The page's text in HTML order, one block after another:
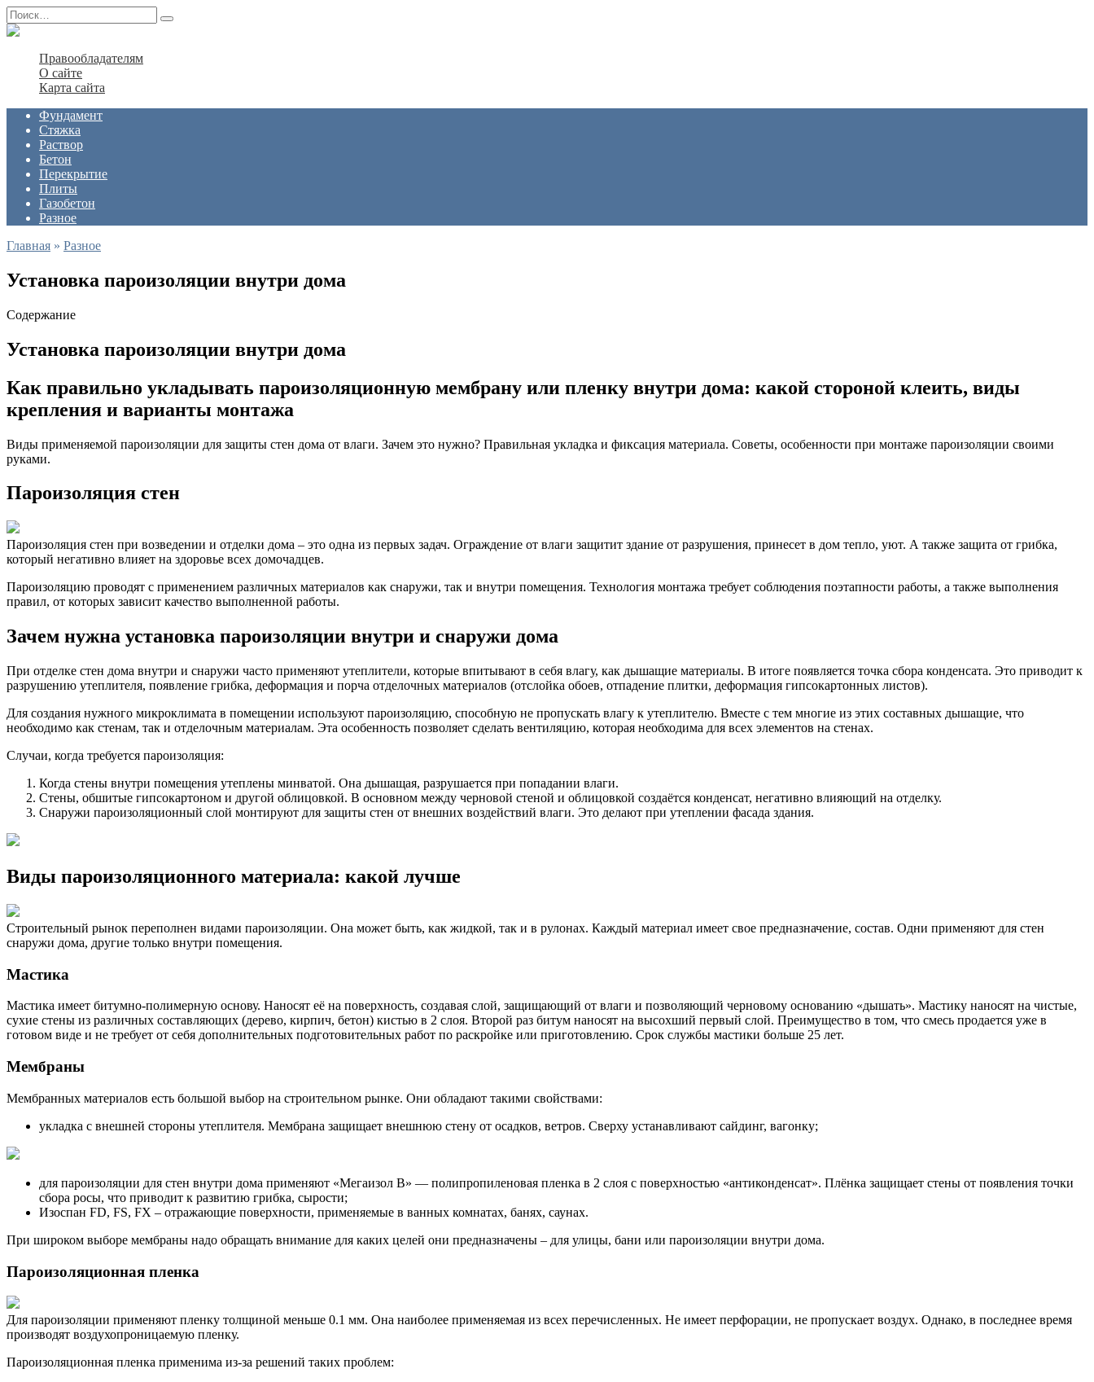
Перейти
к
Search
for:
Правообладателям
О сайте
Карта сайта
Фундамент
Стяжка
Раствор
Бетон
Перекрытие
Плиты
Газобетон
Разное
Главная » Разное
Установка пароизоляции внутри дома
Содержание
Установка пароизоляции внутри дома
Как правильно укладывать пароизоляционную мембрану или пленку внутри дома: какой стороной клеить, виды
крепления и варианты монтажа
Виды применяемой пароизоляции для защиты стен дома от влаги. Зачем это нужно? Правильная укладка и фиксация материала. Советы, особенности при монтаже пароизоляции своими
руками.
Пароизоляция стен
Пароизоляция стен при возведении и отделки дома – это одна из первых задач. Ограждение от влаги защитит здание от разрушения, принесет в дом тепло, уют. А также защита от грибка,
который негативно влияет на здоровье всех домочадцев.
Пароизоляцию проводят с применением различных материалов как снаружи, так и внутри помещения. Технология монтажа требует соблюдения поэтапности работы, а также выполнения
правил, от которых зависит качество выполненной работы.
Зачем нужна установка пароизоляции внутри и снаружи дома
При отделке стен дома внутри и снаружи часто применяют утеплители, которые впитывают в себя влагу, как дышащие материалы. В итоге появляется точка сбора конденсата. Это приводит к
разрушению утеплителя, появление грибка, деформация и порча отделочных материалов (отслойка обоев, отпадение плитки, деформация гипсокартонных листов).
Для создания нужного микроклимата в помещении используют пароизоляцию, способную не пропускать влагу к утеплителю. Вместе с тем многие из этих составных дышащие, что
необходимо как стенам, так и отделочным материалам. Эта особенность позволяет сделать вентиляцию, которая необходима для всех элементов на стенах.
Случаи, когда требуется пароизоляция:
Когда стены внутри помещения утеплены минватой. Она дышащая, разрушается при попадании влаги.
Стены, обшитые гипсокартоном и другой облицовкой. В основном между черновой стеной и облицовкой создаётся конденсат, негативно влияющий на отделку.
Снаружи пароизоляционный слой монтируют для защиты стен от внешних воздействий влаги. Это делают при утеплении фасада здания.
Виды пароизоляционного материала: какой лучше
Строительный рынок переполнен видами пароизоляции. Она может быть, как жидкой, так и в рулонах. Каждый материал имеет свое предназначение, состав. Одни применяют для стен
снаружи дома, другие только внутри помещения.
Мастика
Мастика имеет битумно-полимерную основу. Наносят её на поверхность, создавая слой, защищающий от влаги и позволяющий черновому основанию «дышать». Мастику наносят на чистые,
сухие стены из различных составляющих (дерево, кирпич, бетон) кистью в 2 слоя. Второй раз битум наносят на высохший первый слой. Преимущество в том, что смесь продается уже в
готовом виде и не требует от себя дополнительных подготовительных работ по раскройке или приготовлению. Срок службы мастики больше 25 лет.
Мембраны
Мембранных материалов есть большой выбор на строительном рынке. Они обладают такими свойствами:
укладка с внешней стороны утеплителя. Мембрана защищает внешнюю стену от осадков, ветров. Сверху устанавливают сайдинг, вагонку;
для пароизоляции для стен внутри дома применяют «Мегаизол В» — полипропиленовая пленка в 2 слоя с поверхностью «антиконденсат». Плёнка защищает стены от появления точки
сбора росы, что приводит к развитию грибка, сырости;
Изоспан FD, FS, FX – отражающие поверхности, применяемые в ванных комнатах, банях, саунах.
При широком выборе мембраны надо обращать внимание для каких целей они предназначены – для улицы, бани или пароизоляции внутри дома.
Пароизоляционная пленка
Для пароизоляции применяют пленку толщиной меньше 0.1 мм. Она наиболее применяемая из всех перечисленных. Не имеет перфорации, не пропускает воздух. Однако, в последнее время
производят воздухопроницаемую пленку.
Пароизоляционная пленка применима из-за решений таких проблем: